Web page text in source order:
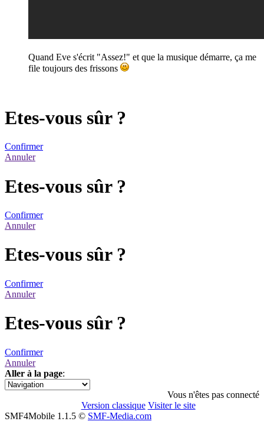
Quand Eve s'écrit "Assez!" et que la musique démarre, ça me
file toujours des frissons
Etes-vous sûr ?
Confirmer
Annuler
Etes-vous sûr ?
Confirmer
Annuler
Etes-vous sûr ?
Confirmer
Annuler
Etes-vous sûr ?
Confirmer
Annuler
Aller à la page:
1
Vous n'êtes pas connecté
Version classique Visiter le site
SMF4Mobile 1.1.5 © SMF-Media.com